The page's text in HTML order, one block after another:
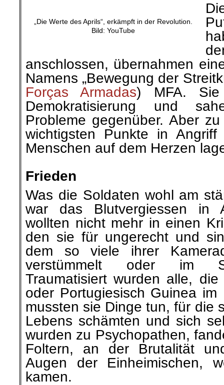
„Die Werte des Aprils“, erkämpft in der Revolution.
Bild: YouTube
anschlossen, übernahmen
Namens „Bewegung der
Forças Armadas) MFA.
Demokratisierung und
Probleme gegenüber. Aber
wichtigsten Punkte in
Menschen auf dem Herzen
Frieden
Was die Soldaten wohl am
war das Blutvergiessen in
wollten nicht mehr in einen
den sie für ungerecht und
dem so viele ihrer
verstümmelt oder im
Traumatisiert wurden alle,
oder Portugiesisch Guinea
mussten sie Dinge tun, für die
Lebens schämten und sich
wurden zu Psychopathen,
Foltern, an der Brutalität
Augen der Einheimischen,
kamen.